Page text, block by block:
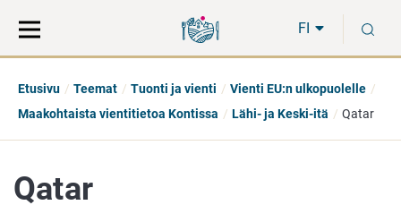
suoraan
sisältöön
koko
sivuston
FI
Etusivu Teemat Tuonti ja vienti
Vienti EU:n ulkopuolelle
Maakohtaista vientitietoa Kontissa
Lähi- ja Keski-itä Qatar
Qatar